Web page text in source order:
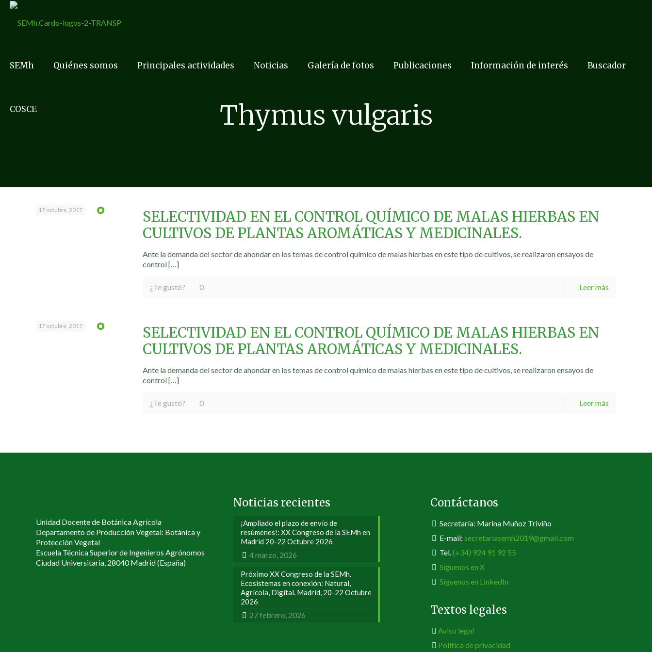
SEMh Quiénes somos Principales actividades Noticias Galería de fotos Publicaciones Información de interés Buscador
COSCE Thymus vulgaris
17 octubre, 2017
SELECTIVIDAD EN EL CONTROL QUÍMICO DE MALAS HIERBAS EN
CULTIVOS DE PLANTAS AROMÁTICAS Y MEDICINALES.
Ante la demanda del sector de ahondar en los temas de control químico de malas hierbas en este tipo de cultivos, se realizaron ensayos de
control[…]
¿Te gustó? 0 Leer más
17 octubre, 2017
SELECTIVIDAD EN EL CONTROL QUÍMICO DE MALAS HIERBAS EN
CULTIVOS DE PLANTAS AROMÁTICAS Y MEDICINALES.
Ante la demanda del sector de ahondar en los temas de control químico de malas hierbas en este tipo de cultivos, se realizaron ensayos de
control[…]
¿Te gustó? 0 Leer más
Unidad Docente de Botánica Agrícola
Departamento de Producción Vegetal: Botánica y
Protección Vegetal
Escuela Técnica Superior de Ingenieros Agrónomos
Ciudad Universitaria, 28040 Madrid (España)
Noticias recientes
¡Ampliado el plazo de envío de
resúmenes!: XX Congreso de la SEMh en
Madrid 20-22 Octubre 2026
4 marzo, 2026
Próximo XX Congreso de la SEMh.
Ecosistemas en conexión: Natural,
Agrícola, Digital. Madrid, 20-22 Octubre
2026
27 febrero, 2026
Contáctanos
Secretaría: Marina Muñoz Triviño
E-mail: secretariasemh2019@gmail.com
Tel. (+34) 924 91 92 55
Síguenos en X
Síguenos en LinkedIn
Textos legales
Aviso legal
Política de privacidad